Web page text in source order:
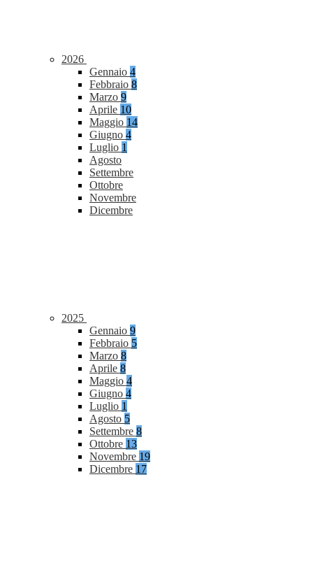
2026
Gennaio 4
Febbraio 8
Marzo 9
Aprile 10
Maggio 14
Giugno 4
Luglio 1
Agosto
Settembre
Ottobre
Novembre
Dicembre
2025
Gennaio 9
Febbraio 5
Marzo 8
Aprile 8
Maggio 4
Giugno 4
Luglio 1
Agosto 5
Settembre 8
Ottobre 13
Novembre 19
Dicembre 17